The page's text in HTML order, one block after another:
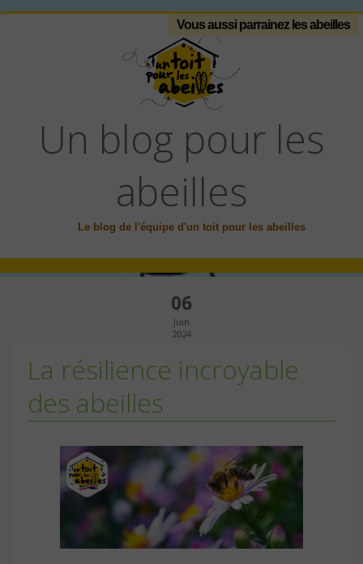
Vous aussi parrainez les abeilles
Un blog pour les
abeilles
Le blog de l'équipe d'un toit pour les abeilles
06
Juin
2024
La résilience incroyable
des abeilles